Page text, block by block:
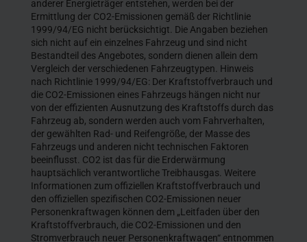
anderer Energieträger entstehen, werden bei der
Ermittlung der CO2-Emissionen gemäß der Richtlinie
1999/94/EG nicht berücksichtigt. Die Angaben beziehen
sich nicht auf ein einzelnes Fahrzeug und sind nicht
Bestandteil des Angebotes, sondern dienen allein dem
Vergleich der verschiedenen Fahrzeugtypen. Hinweis
nach Richtlinie 1999/94/EG: Der Kraftstoffverbrauch und
die CO2-Emissionen eines Fahrzeugs hängen nicht nur
von der effizienten Ausnutzung des Kraftstoffs durch das
Fahrzeug ab, sondern werden auch vom Fahrverhalten,
der gewählten Rad- und Reifengröße, der Masse des
Fahrzeugs und anderen nicht technischen Faktoren
beeinflusst. CO2 ist das für die Erderwärmung
hauptsächlich verantwortliche Treibhausgas. Weitere
Informationen zum offiziellen Kraftstoffverbrauch und
den offiziellen spezifischen CO2-Emissionen neuer
Personenkraftwagen können dem „Leitfaden über den
Kraftstoffverbrauch, die CO2-Emissionen und den
Stromverbrauch neuer Personenkraftwagen“ entnommen